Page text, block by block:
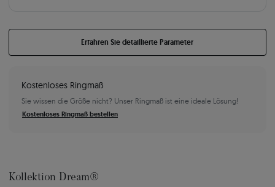
Erfahren Sie detaillierte Parameter
Kostenloses Ringmaß
Sie wissen die Größe nicht? Unser Ringmaß ist eine ideale Lösung!
Kostenloses Ringmaß bestellen
Kollektion Dream®